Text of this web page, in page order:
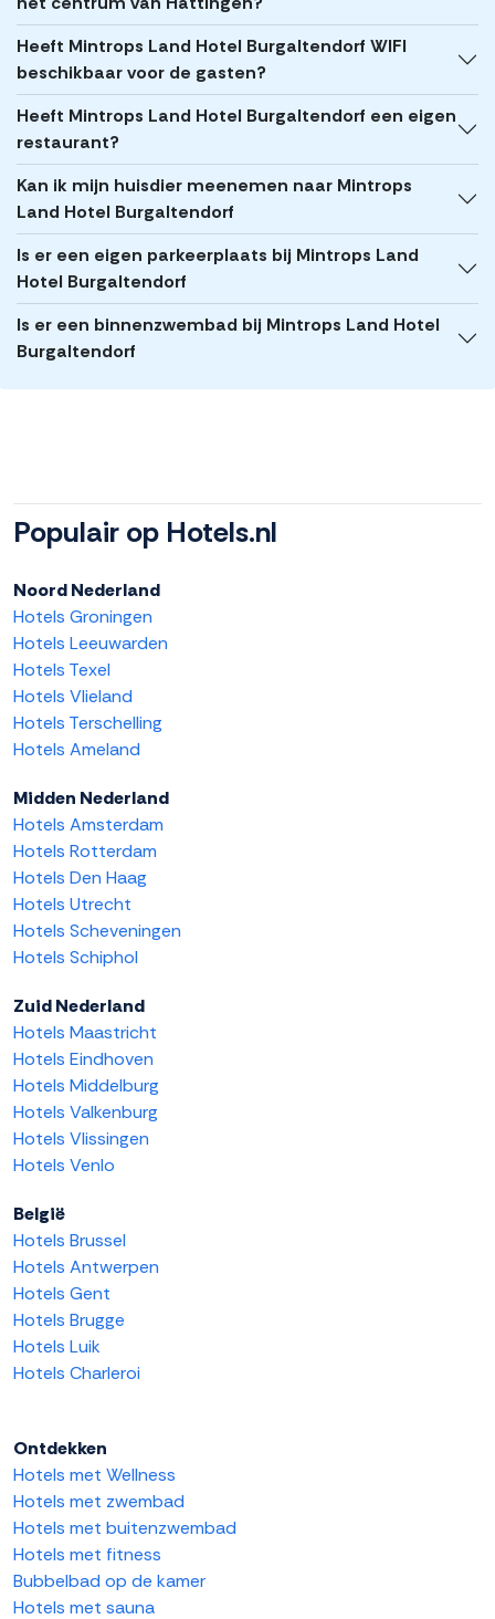
Heeft Mintrops Land Hotel Burgaltendorf WIFI
beschikbaar voor de gasten?
Heeft Mintrops Land Hotel Burgaltendorf een eigen
restaurant?
Kan ik mijn huisdier meenemen naar Mintrops
Land Hotel Burgaltendorf
Is er een eigen parkeerplaats bij Mintrops Land
Hotel Burgaltendorf
Is er een binnenzwembad bij Mintrops Land Hotel
Burgaltendorf
Populair op Hotels.nl
Noord Nederland
Hotels Groningen
Hotels Leeuwarden
Hotels Texel
Hotels Vlieland
Hotels Terschelling
Hotels Ameland
Midden Nederland
Hotels Amsterdam
Hotels Rotterdam
Hotels Den Haag
Hotels Utrecht
Hotels Scheveningen
Hotels Schiphol
Zuid Nederland
Hotels Maastricht
Hotels Eindhoven
Hotels Middelburg
Hotels Valkenburg
Hotels Vlissingen
Hotels Venlo
België
Hotels Brussel
Hotels Antwerpen
Hotels Gent
Hotels Brugge
Hotels Luik
Hotels Charleroi
Ontdekken
Hotels met Wellness
Hotels met zwembad
Hotels met buitenzwembad
Hotels met fitness
Bubbelbad op de kamer
Hotels met sauna